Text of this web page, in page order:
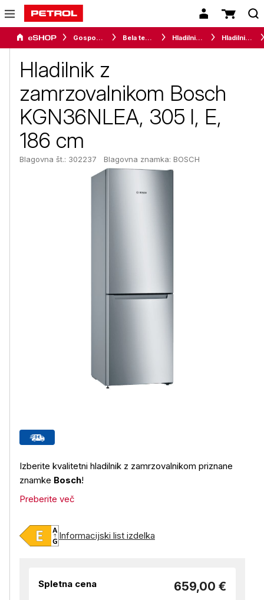
Gospodinjski aparati Bela tehnika Hladilniki in zamrzovalniki Hladilniki z zamrzovalnikom
Hladilnik z
zamrzovalnikom Bosch
KGN36NLEA, 305 l, E,
186 cm
Blagovna št.: 302237 Blagovna znamka: BOSCH
Izberite kvalitetni hladilnik z zamrzovalnikom priznane
znamke Bosch!
Preberite več
Informacijski list izdelka
Spletna cena 659,00 €